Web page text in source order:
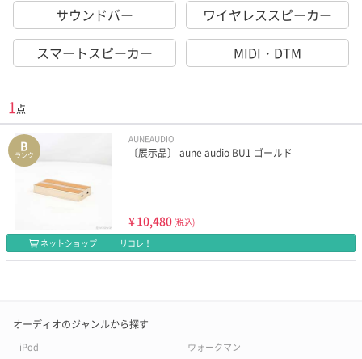
サウンドバー
ワイヤレススピーカー
スマートスピーカー
MIDI・DTM
1点
B
ランク
AUNEAUDIO
〔展示品〕 aune audio BU1 ゴールド
¥10,480 (税込)
ネットショップ
リコレ！
オーディオのジャンルから探す
iPod
ウォークマン